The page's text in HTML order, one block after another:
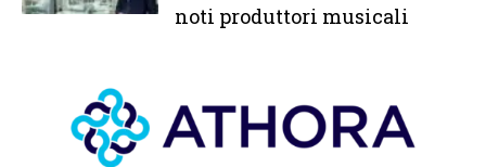
noti produttori musicali